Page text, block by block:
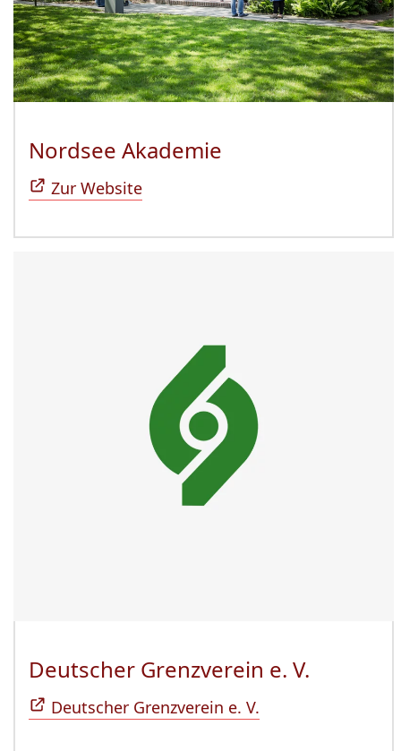
Nordsee Akademie
Zur Website
Deutscher Grenzverein e. V.
Deutscher Grenzverein e. V.